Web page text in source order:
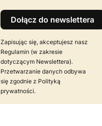
Dołącz do newslettera
Zapisując się, akceptujesz nasz
Regulamin (w zakresie
dotyczącym Newslettera).
Przetwarzanie danych odbywa
się zgodnie z Polityką
prywatności.